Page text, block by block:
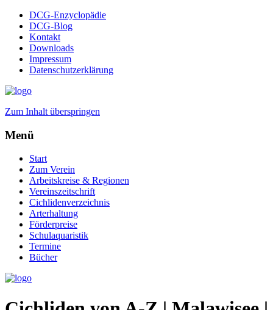
DCG-Enzyclopädie
DCG-Blog
Kontakt
Downloads
Impressum
Datenschutzerklärung
Zum Inhalt überspringen
Menü
Start
Zum Verein
Arbeitskreise & Regionen
Vereinszeitschrift
Cichlidenverzeichnis
Arterhaltung
Förderpreise
Schulaquaristik
Termine
Bücher